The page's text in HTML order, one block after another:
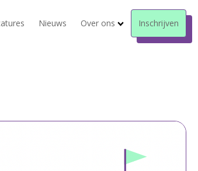
Nieuws Over ons Inschrijven